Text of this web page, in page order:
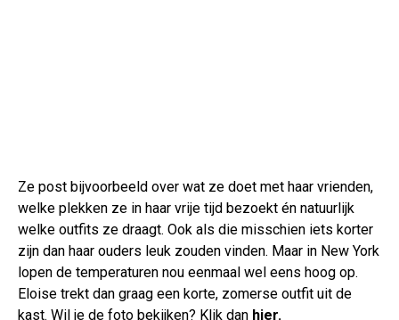
Ze post bijvoorbeeld over wat ze doet met haar vrienden,
welke plekken ze in haar vrije tijd bezoekt én natuurlijk
welke outfits ze draagt. Ook als die misschien iets korter
zijn dan haar ouders leuk zouden vinden. Maar in New York
lopen de temperaturen nou eenmaal wel eens hoog op.
Eloise trekt dan graag een korte, zomerse outfit uit de
kast. Wil je de foto bekijken? Klik dan hier.